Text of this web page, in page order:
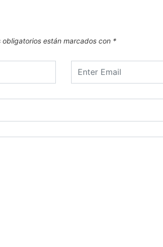
obligatorios están marcados con *